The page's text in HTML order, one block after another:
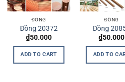
ĐỒNG
Đồng 20372
₫50.000
ADD TO CART
ĐỒNG
Đồng
₫50.000
ADD TO